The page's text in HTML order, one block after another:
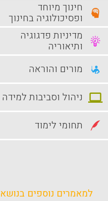
חינוך מיוחד
ופסיכולוגיה בחינוך
מדיניות פדגוגיה
ותיאוריה
מורים והוראה
ניהול וסביבות למידה
תחומי לימוד
למאמרים נוספים בנושא